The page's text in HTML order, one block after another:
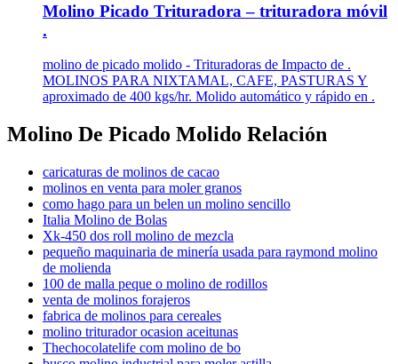
Molino Picado Trituradora – trituradora móvil
.
molino de picado molido - Trituradoras de Impacto de .
MOLINOS PARA NIXTAMAL, CAFE, PASTURAS Y
aproximado de 400 kgs/hr. Molido automático y rápido en .
Molino De Picado Molido Relación
caricaturas de molinos de cacao
molinos en venta para moler granos
como hago para un belen un molino sencillo
Italia Molino de Bolas
Xk-450 dos roll molino de mezcla
pequeño maquinaria de minería usada para raymond molino
de molienda
100 de malla peque o molino de rodillos
venta de molinos forajeros
fabrica de molinos para cereales
molino triturador ocasion aceitunas
Thechocolatelife com molino de bo